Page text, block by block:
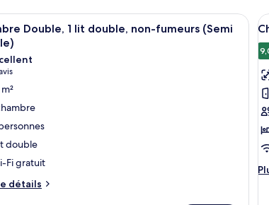
une chaise, une machine à café et une fenêtre avec des
:
Une chambre d’hôtel moderne
Double, 1 lit double, non-fumeurs (Semi
10
double
Fi gratuit
détails